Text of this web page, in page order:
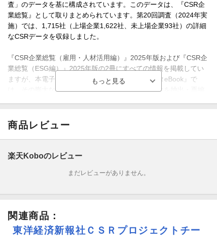
査」のデータを基に構成されています。このデータは、『CSR企
業総覧』として取りまとめられています。第20回調査（2024年実
施）では、1,715社（上場企業1,622社、未上場企業93社）の詳細
なCSRデータを収録しました。
『CSR企業総覧（雇用・人材活用編）』2025年版および『CSR企
業総覧（ESG編）』2025年版の2冊にすべての情報を掲載してい
ますが、本電子書籍シリーズ『東洋経済CSRデータeBook』で
は、その膨大な掲載情報の中からテーマ別にデータを抽出・再編
本書では、障害者雇用に関する取り組みをまとめました。収録内
容は、3年間の障害者雇用実人数・雇用率、障害者雇用率の目標、
を掲載しています。
商品レビュー
楽天Koboのレビュー
まだレビューがありません。
関連商品 ：
東洋経済新報社ＣＳＲプロジェクトチー